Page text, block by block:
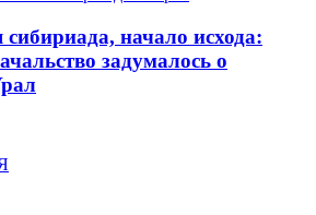
начало исхода:
задумалось о